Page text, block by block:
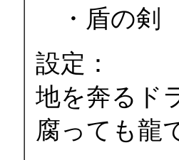
・盾の剣
設定：
地を奔るド
腐っても龍